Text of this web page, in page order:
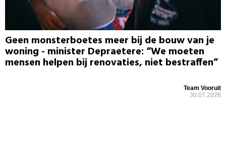
Geen monsterboetes meer bij de bouw van je
woning - minister Depraetere: “We moeten
mensen helpen bij renovaties, niet bestraffen”
Team Vooruit
30.07.2026